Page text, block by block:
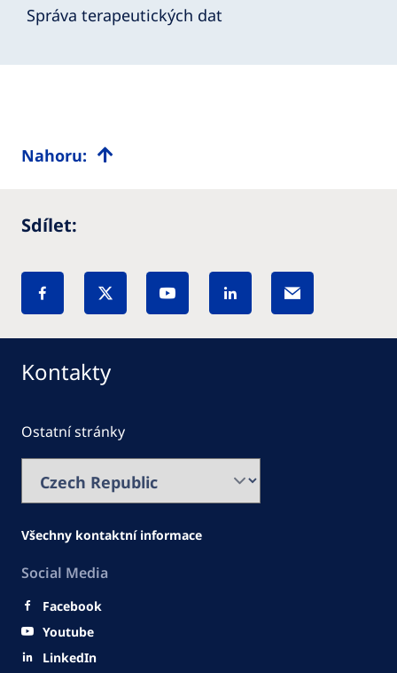
Správa terapeutických dat
Nahoru:
Sdílet:
Kontakty
Ostatní stránky
Všechny kontaktní informace
Social Media
Facebook
Youtube
LinkedIn